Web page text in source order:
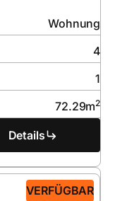
Wohnung
4
1
72.29m2
Details
VERFÜGBAR